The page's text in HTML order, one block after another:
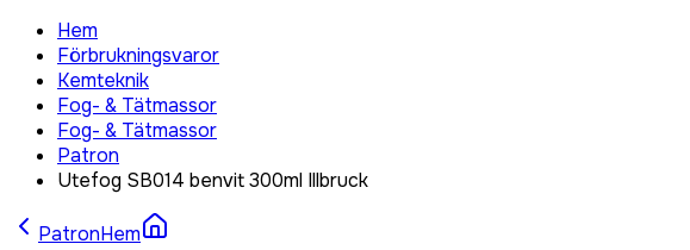
Hem
Förbrukningsvaror
Kemteknik
Fog- & Tätmassor
Fog- & Tätmassor
Patron
Utefog SB014 benvit 300ml Illbruck
PatronHem